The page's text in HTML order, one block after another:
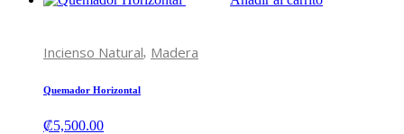
Incienso Natural, Madera
Quemador Horizontal
₡5,500.00